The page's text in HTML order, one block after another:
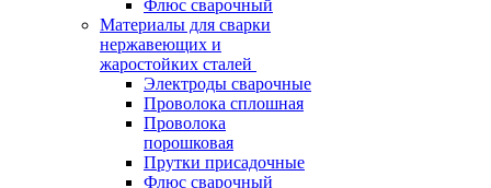
Флюс сварочный
Материалы для сварки
нержавеющих и
жаростойких сталей
Электроды сварочные
Проволока сплошная
Проволока
порошковая
Прутки присадочные
Флюс сварочный